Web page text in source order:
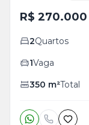
R$ 270.000
2Quartos
1Vaga
350 m²Total